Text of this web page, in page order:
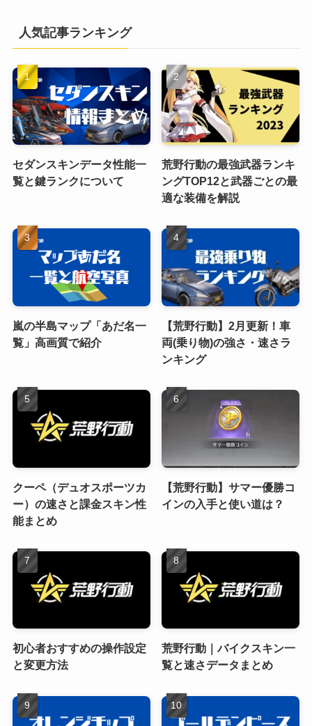
人気記事ランキング
セダンスキンデータ性能一
覧と鍵ランクについて
荒野行動の最強武器ランキ
ングTOP12と武器ごとの最
適な装備を解説
嵐の半島マップ「あだ名一
覧」高画質で紹介
【荒野行動】2月更新！車
両(乗り物)の強さ・速さラ
ンキング
クーペ（デュオスポーツカ
ー）の速さと課金スキン性
能まとめ
【荒野行動】サマー優勝コ
インの入手と使い道は？
初心者おすすめの操作設定
と変更方法
荒野行動｜バイクスキン一
覧と速さデータまとめ